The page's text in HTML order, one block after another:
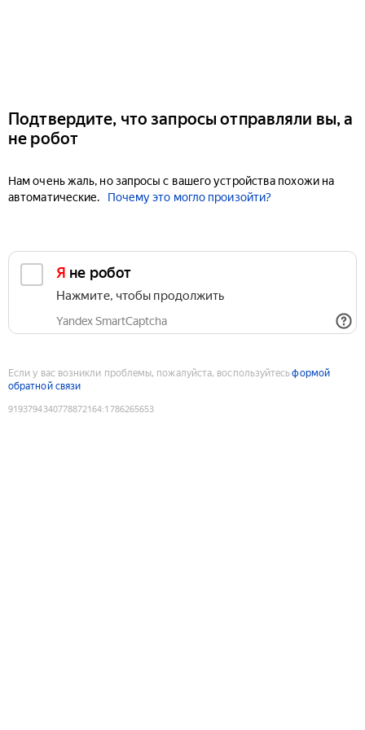
Подтвердите, что запросы отправляли вы, а
не робот
Нам очень жаль, но запросы с вашего устройства похожи на
автоматические.
Почему это могло произойти?
Я не робот
Нажмите, чтобы продолжить
Yandex SmartCaptcha
Если у вас возникли проблемы, пожалуйста, воспользуйтесьформой
обратной связи
9193794340778872164:1786265653